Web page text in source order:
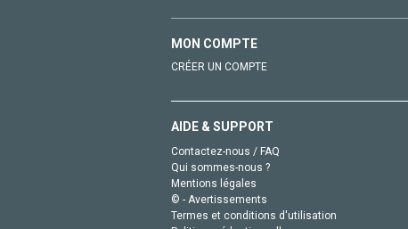
MON COMPTE
CRÉER UN COMPTE
AIDE & SUPPORT
Contactez-nous / FAQ
Qui sommes-nous ?
Mentions légales
© - Avertissements
Termes et conditions d'utilisation